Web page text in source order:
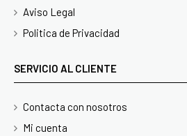
Aviso Legal
Politica de Privacidad
SERVICIO AL CLIENTE
Contacta con nosotros
Mi cuenta